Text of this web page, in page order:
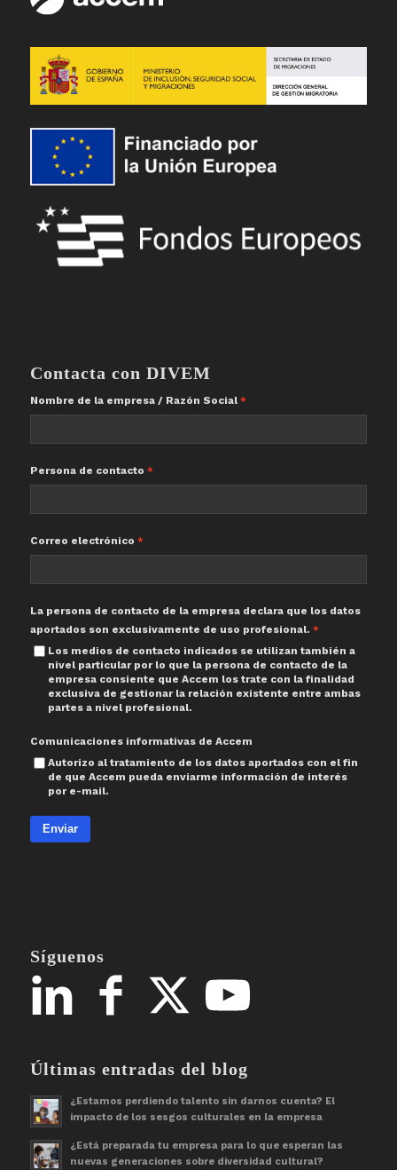
Contacta con DIVEM
Nombre de la empresa / Razón Social
Persona de contacto
Correo electrónico
La persona de contacto de la empresa declara que los datos
aportados son exclusivamente de uso profesional.
Los medios de contacto indicados se utilizan también a
nivel particular por lo que la persona de contacto de la
empresa consiente que Accem los trate con la finalidad
exclusiva de gestionar la relación existente entre ambas
partes a nivel profesional.
Comunicaciones informativas de Accem
Autorizo al tratamiento de los datos aportados con el fin
de que Accem pueda enviarme información de interés
por e-mail.
Enviar
Síguenos
Últimas entradas del blog
¿Estamos perdiendo talento sin darnos cuenta? El
impacto de los sesgos culturales en la empresa
¿Está preparada tu empresa para lo que esperan las
nuevas generaciones sobre diversidad cultural?